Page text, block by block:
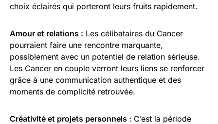
choix éclairés qui porteront leurs fruits rapidement.
Amour et relations : Les célibataires du Cancer
pourraient faire une rencontre marquante,
possiblement avec un potentiel de relation sérieuse.
Les Cancer en couple verront leurs liens se renforcer
grâce à une communication authentique et des
moments de complicité retrouvée.
Créativité et projets personnels : C’est la période